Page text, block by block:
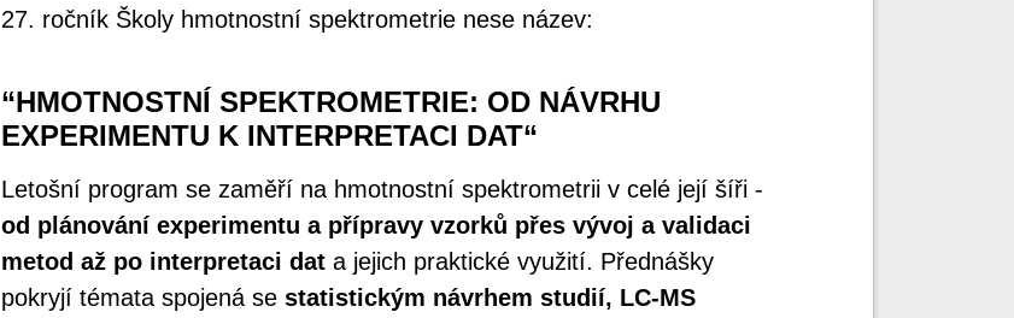
27. ročník Školy hmotnostní spektrometrie nese název:
“HMOTNOSTNÍ SPEKTROMETRIE: OD NÁVRHU
EXPERIMENTU K INTERPRETACI DAT“
Letošní program se zaměří na hmotnostní spektrometrii v celé její šíři -
od plánování experimentu a přípravy vzorků přes vývoj a validaci
metod až po interpretaci data jejich praktické využití. Přednášky
pokryjí témata spojená se statistickým návrhem studií, LC-MS